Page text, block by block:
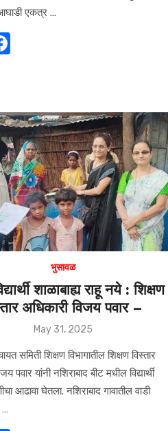
एकत्र …
e
b
o
o
k
भुसावळ
शाळाबाह्य राहू नये : शिक्षण
अधिकारी विजय पवार –
Posted
May 31, 2025
समिती शिक्षण विभागातील शिक्षण विस्तार
पवार यांनी नशिराबाद बीट मधील विद्यार्थी
आढावा घेतला. नशिराबाद गावातील वाडी
…